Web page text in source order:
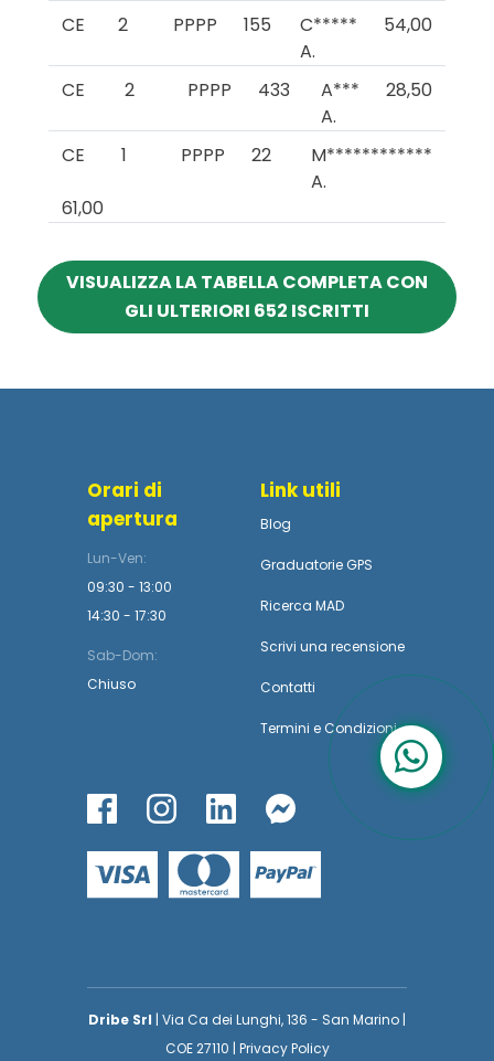
CE 2 PPPP 155
C*****
A.
54,00
CE 2 PPPP 433
A***
A.
28,50
CE 1 PPPP 22
M************
A.
61,00
VISUALIZZA LA TABELLA COMPLETA CON
GLI ULTERIORI 652 ISCRITTI
Orari di
apertura
Lun-Ven:
09:30 - 13:00
14:30 - 17:30
Sab-Dom:
Chiuso
Link utili
Blog
Graduatorie GPS
Ricerca MAD
Scrivi una recensione
Contatti
Termini e Condizioni
Dribe Srl | Via Ca dei Lunghi, 136 - San Marino |
COE 27110 | Privacy Policy